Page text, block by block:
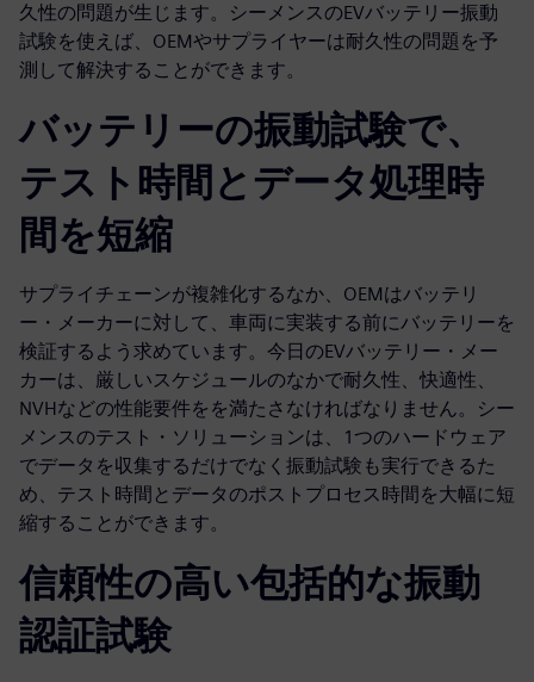
久性の問題が生じます。シーメンスのEVバッテリー振動
試験を使えば、OEMやサプライヤーは耐久性の問題を予
測して解決することができます。
バッテリーの振動試験で、
テスト時間とデータ処理時
間を短縮
サプライチェーンが複雑化するなか、OEMはバッテリ
ー・メーカーに対して、車両に実装する前にバッテリーを
検証するよう求めています。今日のEVバッテリー・メー
カーは、厳しいスケジュールのなかで耐久性、快適性、
NVHなどの性能要件をを満たさなければなりません。シー
メンスのテスト・ソリューションは、1つのハードウェア
でデータを収集するだけでなく振動試験も実行できるた
め、テスト時間とデータのポストプロセス時間を大幅に短
縮することができます。
信頼性の高い包括的な振動
認証試験